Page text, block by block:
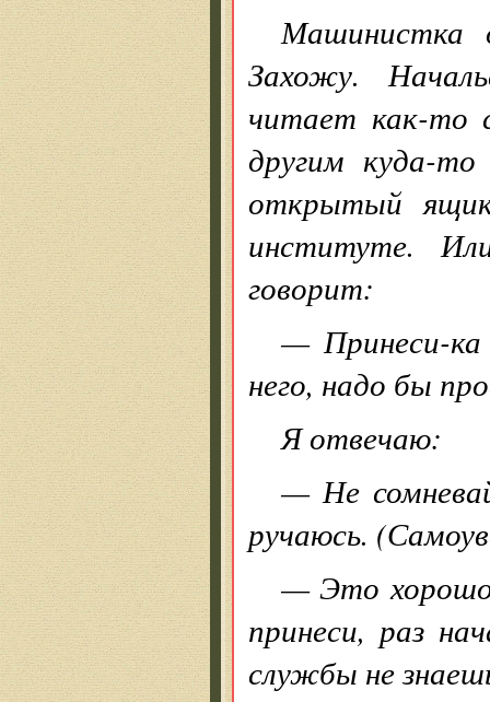
Машинистка
Захожу.
читает как-то
другим куда-
открытый
институте.
говорит:
— Принеси-
него, надо бы
Я отвечаю:
— Не
ручаюсь.
— Это
принеси, раз
службы не